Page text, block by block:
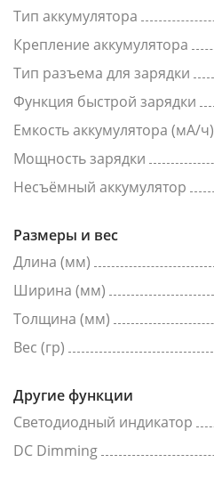
Тип аккумулятора
Крепление аккумулятора
Тип разъема для зарядки
Функция быстрой зарядки
Емкость аккумулятора (мА/ч)
Мощность зарядки
Несъёмный аккумулятор
Размеры и вес
Длина (мм)
Ширина (мм)
Толщина (мм)
Вес (гр)
Другие функции
Светодиодный индикатор
DC Dimming